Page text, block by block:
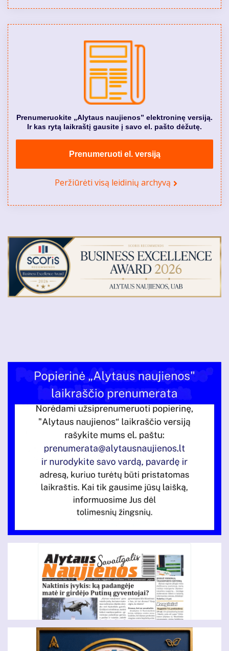
Prenumeruokite „Alytaus naujienos” elektroninę versiją.
Ir kas rytą laikraštį gausite į savo el. pašto dėžutę.
Prenumeruoti el. versiją
Peržiūrėti visą leidinių archyvą